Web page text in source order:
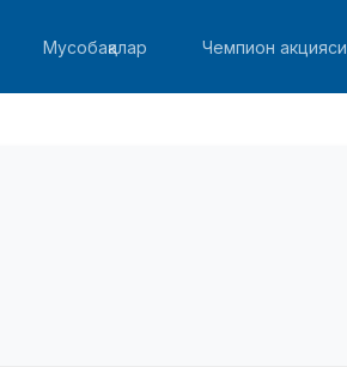
Мусобақалар Чемпион акцияси